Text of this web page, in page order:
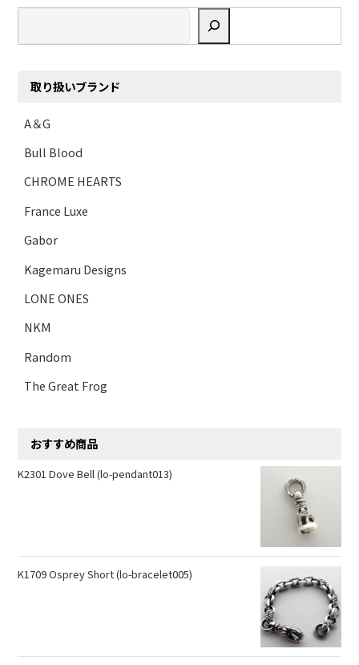
取り扱いブランド
A＆G
Bull Blood
CHROME HEARTS
France Luxe
Gabor
Kagemaru Designs
LONE ONES
NKM
Random
The Great Frog
おすすめ商品
K2301 Dove Bell (lo-pendant013)
K1709 Osprey Short (lo-bracelet005)